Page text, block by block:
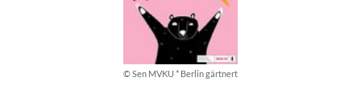
© Sen MVKU * Berlin gärtnert